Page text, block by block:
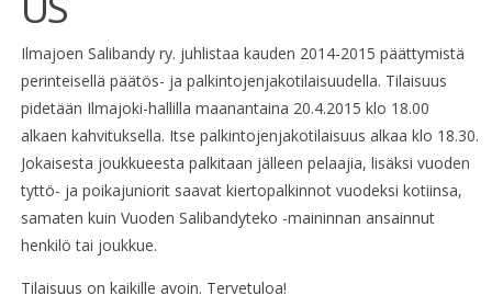
Ilmajoen Salibandy ry. juhlistaa kauden 2014-2015 päättymistä
perinteisellä päätös- ja palkintojenjakotilaisuudella. Tilaisuus
pidetään Ilmajoki-hallilla maanantaina 20.4.2015 klo 18.00
alkaen kahvituksella. Itse palkintojenjakotilaisuus alkaa klo 18.30.
Jokaisesta joukkueesta palkitaan jälleen pelaajia, lisäksi vuoden
tyttö- ja poikajuniorit saavat kiertopalkinnot vuodeksi kotiinsa,
samaten kuin Vuoden Salibandyteko -maininnan ansainnut
henkilö tai joukkue.
Tilaisuus on kaikille avoin. Tervetuloa!